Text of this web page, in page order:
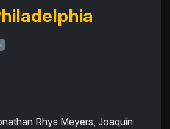
Rhys Meyers, Joaquin